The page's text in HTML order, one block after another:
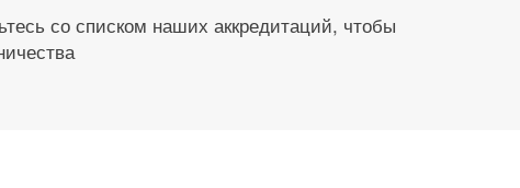
со списком наших аккредитаций, чтобы